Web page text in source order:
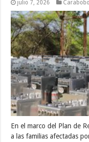
julio 7, 2026 Carabobo
En el marco del Plan de
a las familias afectadas